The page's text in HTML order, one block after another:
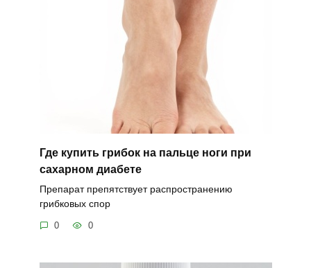
Где купить грибок на пальце ноги при
сахарном диабете
Препарат препятствует распространению
грибковых спор
0 0